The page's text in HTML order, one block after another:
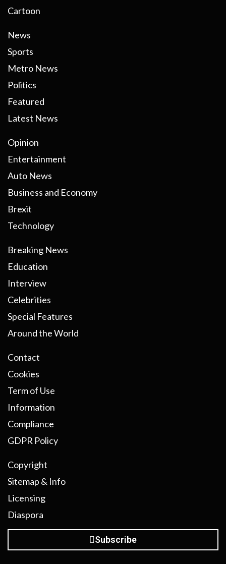
Cartoon
News
Sports
Metro News
Politics
Featured
Latest News
Opinion
Entertainment
Auto News
Business and Economy
Brexit
Technology
Breaking News
Education
Interview
Celebrities
Special Features
Around the World
Contact
Cookies
Term of Use
Information
Compliance
GDPR Policy
Copyright
Sitemap & Info
Licensing
Diaspora
Subscribe